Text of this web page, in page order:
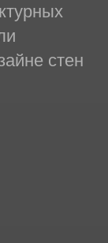
стен